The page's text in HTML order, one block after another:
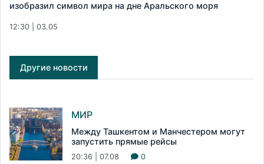
изобразил символ мира на дне Аральского моря
12:30 | 03.05
Другие новости
МИР
Между Ташкентом и Манчестером могут
запустить прямые рейсы
20:36 | 07.08 0